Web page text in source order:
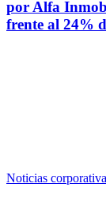
por Alfa
frente al 24%
Noticias